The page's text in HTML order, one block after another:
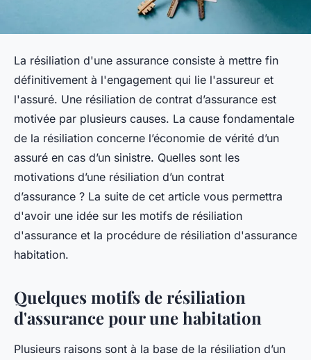
La résiliation d'une assurance consiste à mettre fin
définitivement à l'engagement qui lie l'assureur et
l'assuré. Une résiliation de contrat d’assurance est
motivée par plusieurs causes. La cause fondamentale
de la résiliation concerne l’économie de vérité d’un
assuré en cas d’un sinistre. Quelles sont les
motivations d’une résiliation d’un contrat
d’assurance ? La suite de cet article vous permettra
d'avoir une idée sur les motifs de résiliation
d'assurance et la procédure de résiliation d'assurance
habitation.
Quelques motifs de résiliation
d'assurance pour une habitation
Plusieurs raisons sont à la base de la résiliation d’un